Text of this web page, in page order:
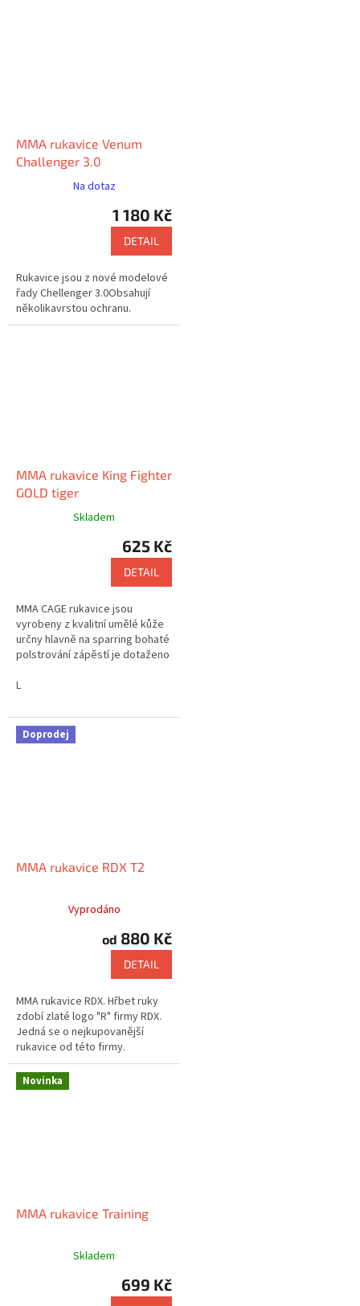
MMA rukavice Venum
Challenger 3.0
Na dotaz
1 180 Kč
DETAIL
Rukavice jsou z nové modelové
řady Chellenger 3.0Obsahují
několikavrstou ochranu.
MMA rukavice King Fighter
GOLD tiger
Skladem
625 Kč
DETAIL
MMA CAGE rukavice jsou
vyrobeny z kvalitní umělé kůže
určny hlavně na sparring bohaté
polstrování zápěstí je dotaženo
L
Doprodej
MMA rukavice RDX T2
Vyprodáno
od 880 Kč
DETAIL
MMA rukavice RDX. Hřbet ruky
zdobí zlaté logo "R" firmy RDX.
Jedná se o nejkupovanější
rukavice od této firmy.
Novinka
MMA rukavice Training
Skladem
699 Kč